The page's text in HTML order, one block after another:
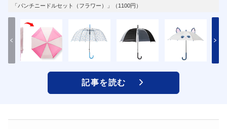
「パンチニードルセット（フラワー）」（1100円）
記事を読む